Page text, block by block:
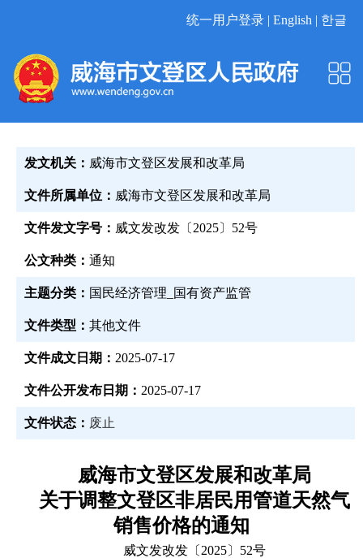
统一用户登录 | English | 한글
发文机关： 威海市文登区发展和改革局
文件所属单位： 威海市文登区发展和改革局
文件发文字号： 威文发改发〔2025〕52号
公文种类： 通知
主题分类： 国民经济管理_国有资产监管
文件类型： 其他文件
文件成文日期： 2025-07-17
文件公开发布日期： 2025-07-17
文件状态： 废止
威海市文登区发展和改革局
关于调整文登区非居民用管道天然气
销售价格的通知
威文发改发〔2025〕52号